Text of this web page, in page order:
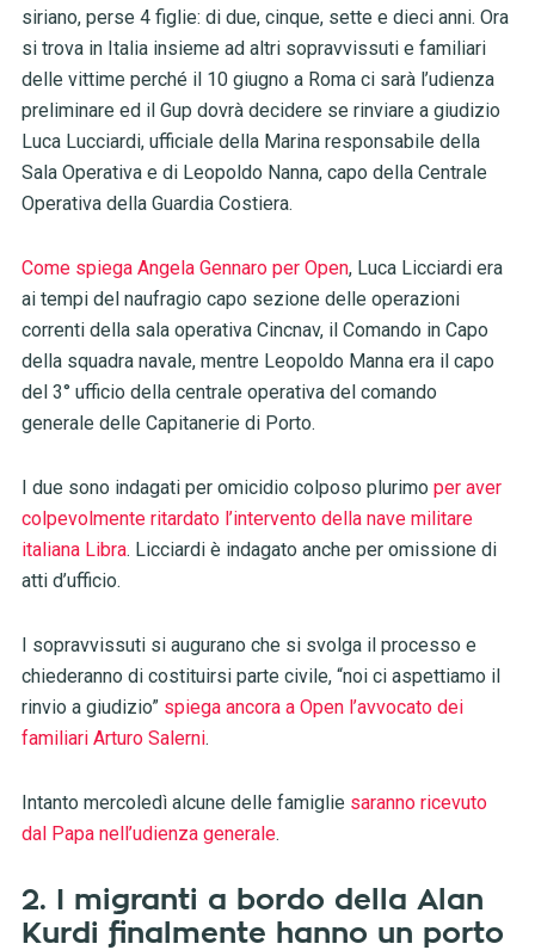
siriano, perse 4 figlie: di due, cinque, sette e dieci anni. Ora
si trova in Italia insieme ad altri sopravvissuti e familiari
delle vittime perché il 10 giugno a Roma ci sarà l’udienza
preliminare ed il Gup dovrà decidere se rinviare a giudizio
Luca Lucciardi, ufficiale della Marina responsabile della
Sala Operativa e di Leopoldo Nanna, capo della Centrale
Operativa della Guardia Costiera.
Come spiega Angela Gennaro per Open, Luca Licciardi era
ai tempi del naufragio capo sezione delle operazioni
correnti della sala operativa Cincnav, il Comando in Capo
della squadra navale, mentre Leopoldo Manna era il capo
del 3° ufficio della centrale operativa del comando
generale delle Capitanerie di Porto.
I due sono indagati per omicidio colposo plurimo per aver
colpevolmente ritardato l’intervento della nave militare
italiana Libra. Licciardi è indagato anche per omissione di
atti d’ufficio.
I sopravvissuti si augurano che si svolga il processo e
chiederanno di costituirsi parte civile, “noi ci aspettiamo il
rinvio a giudizio” spiega ancora a Open l’avvocato dei
familiari Arturo Salerni.
Intanto mercoledì alcune delle famiglie saranno ricevuto
dal Papa nell’udienza generale.
2. I migranti a bordo della Alan
Kurdi finalmente hanno un porto